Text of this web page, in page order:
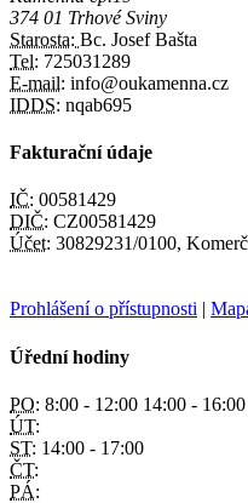
374 01 Trhové Sviny
Starosta: Bc. Josef Bašta
Tel: 725031289
E-mail: info@oukamenna.cz
IDDS: nqab695
Fakturační údaje
IČ: 00581429
DIČ: CZ00581429
Účet: 30829231/0100,
Prohlášení o přístupnosti |
Úřední hodiny
PO: 8:00 - 12:00 14:00 - 16:00
ÚT:
ST: 14:00 - 17:00
ČT:
PÁ: